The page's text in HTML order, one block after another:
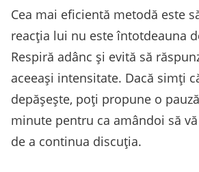
Cea mai eficientă metodă este
reacția lui nu este întotdeauna
Respiră adânc și evită să
aceeași intensitate. Dacă simți
depășește, poți propune o
minute pentru ca amândoi să
de a continua discuția.